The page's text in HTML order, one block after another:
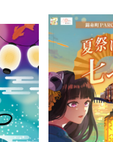
ニュース
レストラン・カフェ
TAX FREE
PARCOメンバーズ
한국어
ภาษาไทย
日本語